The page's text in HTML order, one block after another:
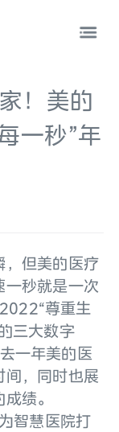
！美的
一秒”年
，但美的医疗
一秒就是一次
尊重生
三大数字
一年美的医
间，同时也展
绩。
智慧医院打